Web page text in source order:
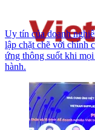
Uy tín của doanh
lập chặt chẽ với chính
ứng thông suốt khi
hành.